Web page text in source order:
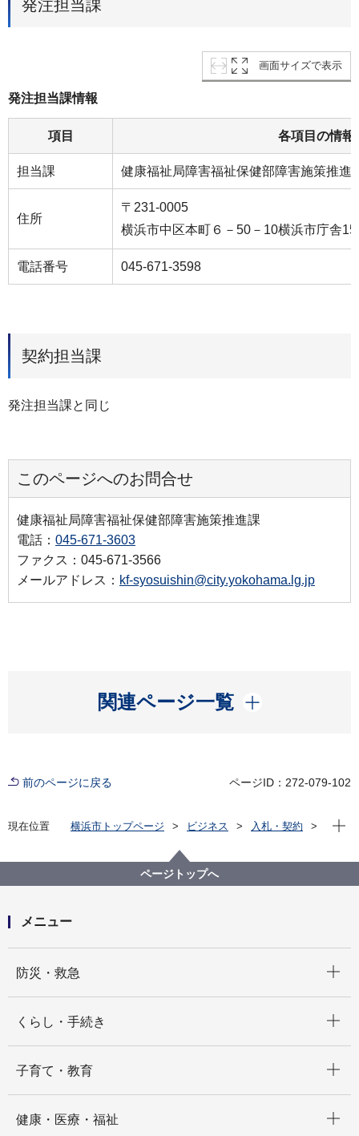
発注担当課
画面サイズで表示
発注担当課情報
項目 各項目の情報
担当課 健康福祉局障害福祉保健部障害施策推進
住所
〒231-0005
横浜市中区本町６－50－10横浜市庁舎15
電話番号 045-671-3598
契約担当課
発注担当課と同じ
このページへのお問合せ
健康福祉局障害福祉保健部障害施策推進課
電話： 045-671-3603
ファクス：045-671-3566
メールアドレス： kf-syosuishin@city.yokohama.lg.jp
関連ページ一覧
開く
前のページに戻る ページID：272-079-102
現在位置 横浜市トップページ ビジネス
入札・契約
【契約結果掲載】【公募型プロポーザル】知的障害者
等にわかりやすい資料等の表現見直し業務委託
現在
ページトップへ
メニュー
防災・救急
くらし・手続き
子育て・教育
健康・医療・福祉